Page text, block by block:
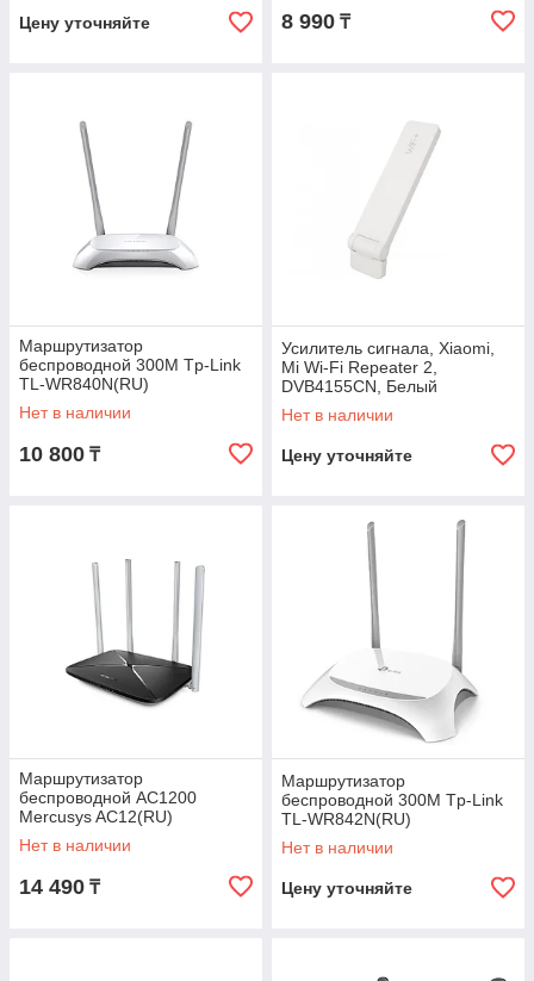
Цену уточняйте 8 990 ₸
Маршрутизатор
беспроводной 300M Tp-Link
TL-WR840N(RU)
Нет в наличии
10 800 ₸
Усилитель сигнала, Xiaomi,
Mi Wi-Fi Repeater 2,
DVB4155CN, Белый
Нет в наличии
Цену уточняйте
Маршрутизатор
беспроводной AC1200
Mercusys AC12(RU)
Двухдиапазонный Wi‑Fi
роутер 867Mbps на частоте
Нет в наличии
14 490 ₸
Маршрутизатор
беспроводной 300M Tp-Link
TL-WR842N(RU)
Нет в наличии
Цену уточняйте